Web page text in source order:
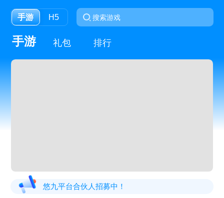
手游 H5
手游 礼包 排行
悠九平台合伙人招募中！